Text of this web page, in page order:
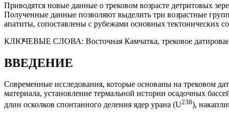
Приводятся новые данные о трековом возрасте детритовых
Полученные данные позволяют выделить три возрастные
апатиты, сопоставлены с рубежами основных тектонических
КЛЮЧЕВЫЕ СЛОВА: Восточная Камчатка, трековое
ВВЕДЕНИЕ
Современные исследования, которые основаны на трековом
материала, установление термальной истории осадочных
длин осколков спонтанного деления ядер урана (U238),